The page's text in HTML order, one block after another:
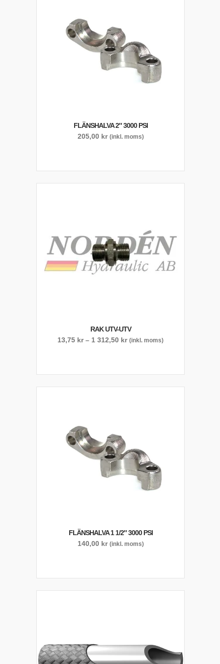
FLÄNSHALVA 2″ 3000 PSI
205,00 kr (inkl. moms)
RAK UTV-UTV
13,75 kr – 1 312,50 krPrisintervall:
(inkl. moms)
FLÄNSHALVA 1 1/2″ 3000 PSI
140,00 kr (inkl. moms)